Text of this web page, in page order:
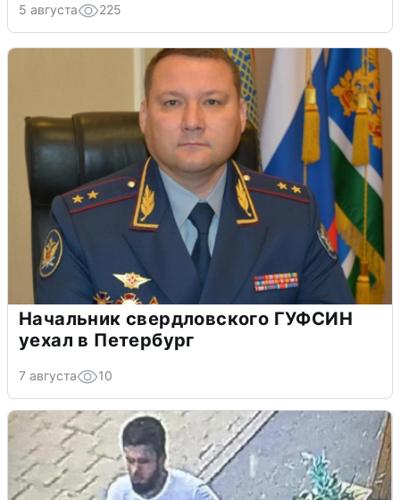
5 августа 225
Начальник свердловского ГУФСИН
уехал в Петербург
7 августа 10